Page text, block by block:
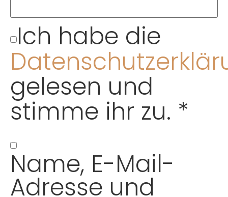
Ich habe die
gelesen und
stimme ihr zu. *
Name, E-Mail-
Adresse und